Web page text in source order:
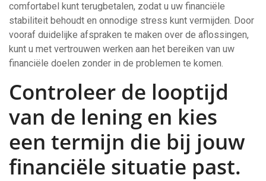
comfortabel kunt terugbetalen, zodat u uw financiële
stabiliteit behoudt en onnodige stress kunt vermijden. Door
vooraf duidelijke afspraken te maken over de aflossingen,
kunt u met vertrouwen werken aan het bereiken van uw
financiële doelen zonder in de problemen te komen.
Controleer de looptijd
van de lening en kies
een termijn die bij jouw
financiële situatie past.